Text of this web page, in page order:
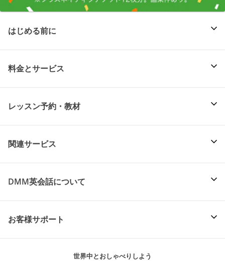
はじめる前に
料金とサービス
レッスン予約・教材
関連サービス
DMM英会話について
お客様サポート
世界中とおしゃべりしよう